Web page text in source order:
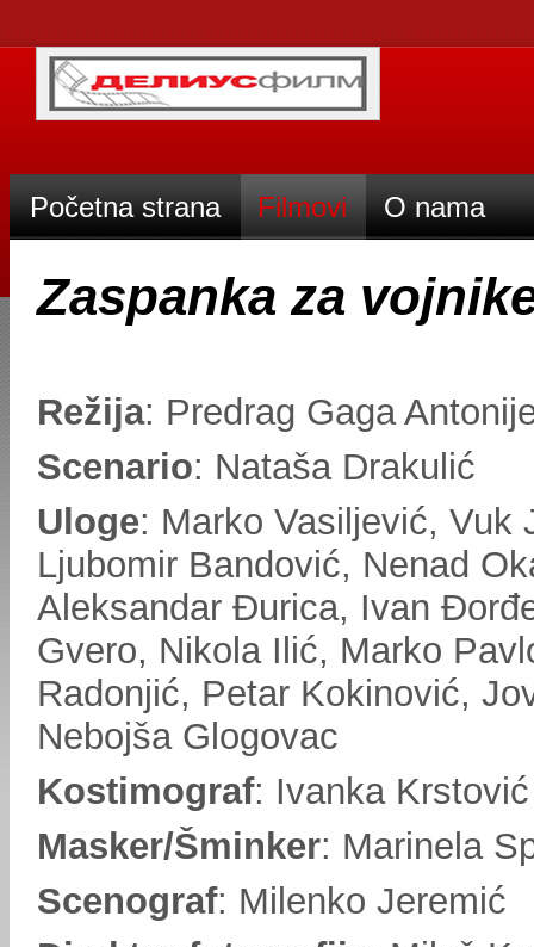
Početna strana Filmovi O nama
Zaspanka za
Režija: Predrag Gaga
Scenario: Nataša Drakulić
Uloge: Marko Vasiljević, Vuk
Ljubomir Bandović, Nenad
Aleksandar Đurica, Ivan
Gvero, Nikola Ilić, Marko
Radonjić, Petar Kokinović,
Nebojša Glogovac
Kostimograf: Ivanka Krstović
Masker/Šminker: Marinela
Scenograf: Milenko Jeremić